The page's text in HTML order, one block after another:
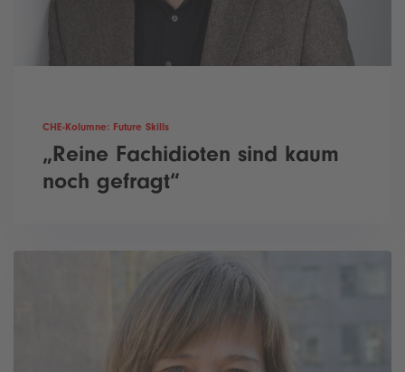
CHE-Kolumne: Future Skills
„Reine Fachidioten sind kaum
noch gefragt“